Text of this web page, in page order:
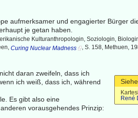
aufmerksamer und engagierter Bürger
je getan haben.
Kulturanthropologin, Soziologin,
Curing Nuclear Madness , S. 158, Methuen,
René
daran zweifeln, dass ich
ich weiß, dass ich, während
Es gibt also eine
vorausgehendes Prinzip: